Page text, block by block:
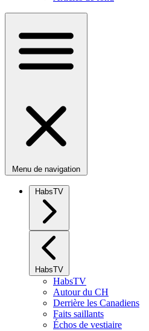
Menu de navigation
HabsTV
HabsTV
HabsTV
Autour du CH
Derrière les Canadiens
Faits saillants
Échos de vestiaire